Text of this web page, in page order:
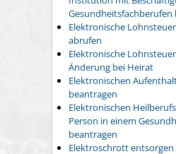
Gesundheitsfachberufen
Elektronische
abrufen
Elektronische
Änderung bei Heirat
Elektronischen
beantragen
Elektronischen
Person in einem
beantragen
Elektroschrott entsorgen